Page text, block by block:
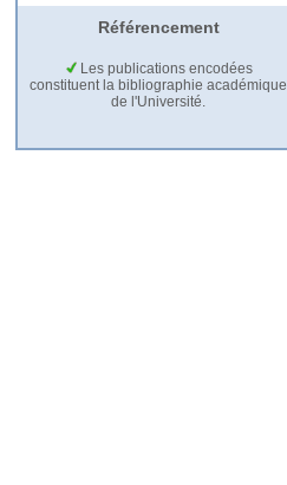
Référencement
Les publications encodées
constituent la bibliographie académique
de l'Université.